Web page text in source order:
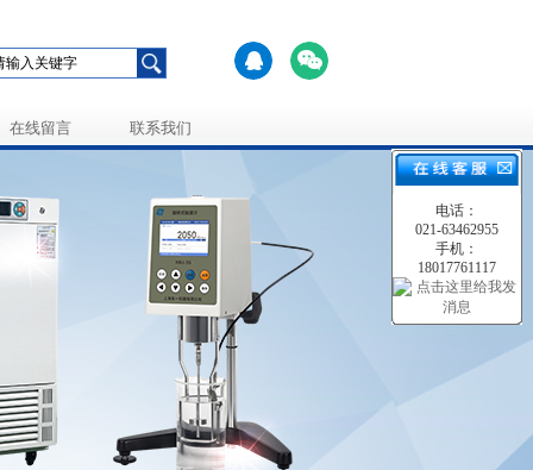
在线留言 联系我们
电话：
021-63462955
手机：
18017761117